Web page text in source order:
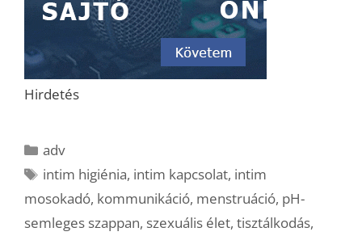
Hirdetés
Kategória
adv
Címkék
intim higiénia, intim kapcsolat, intim
mosokadó, kommunikáció, menstruáció, pH-
semleges szappan, szexuális élet, tisztálkodás,